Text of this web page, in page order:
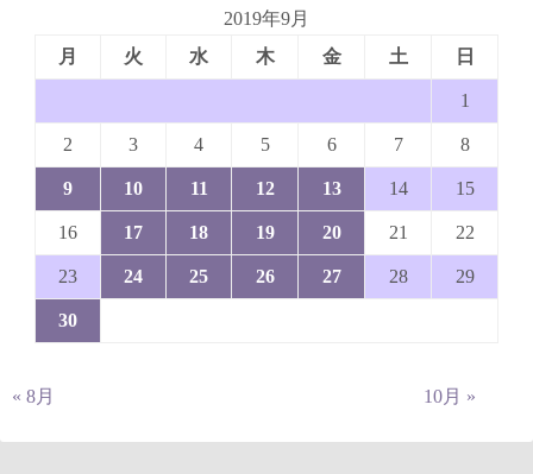
2019年9月
月
火 水 木 金 土 日
1
2 3 4 5 6 7 8
9 10 11 12 13 14 15
16 17 18 19 20 21 22
23 24 25 26 27 28 29
30
« 8月 10月 »